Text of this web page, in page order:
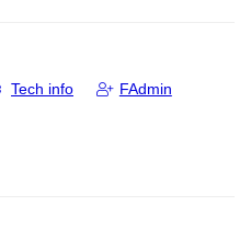
Tech info FAdmin